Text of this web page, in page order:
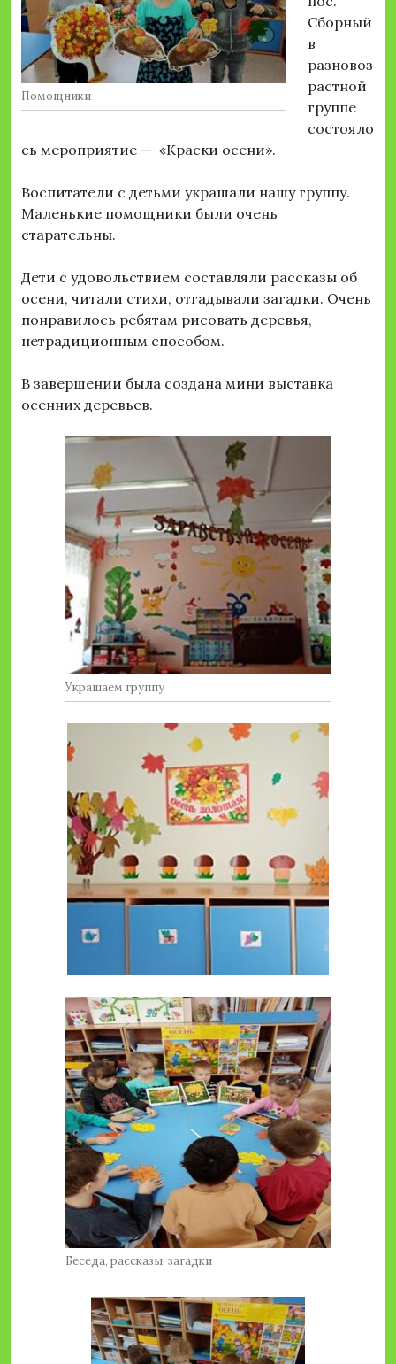
Помощники
Сборный
в
разновоз
растной
группе
состояло
сь мероприятие — «Краски осени».
Воспитатели с детьми украшали нашу группу.
Маленькие помощники были очень
старательны.
Дети с удовольствием составляли рассказы об
осени, читали стихи, отгадывали загадки. Очень
понравилось ребятам рисовать деревья,
нетрадиционным способом.
В завершении была создана мини выставка
осенних деревьев.
Украшаем группу
Беседа, рассказы, загадки